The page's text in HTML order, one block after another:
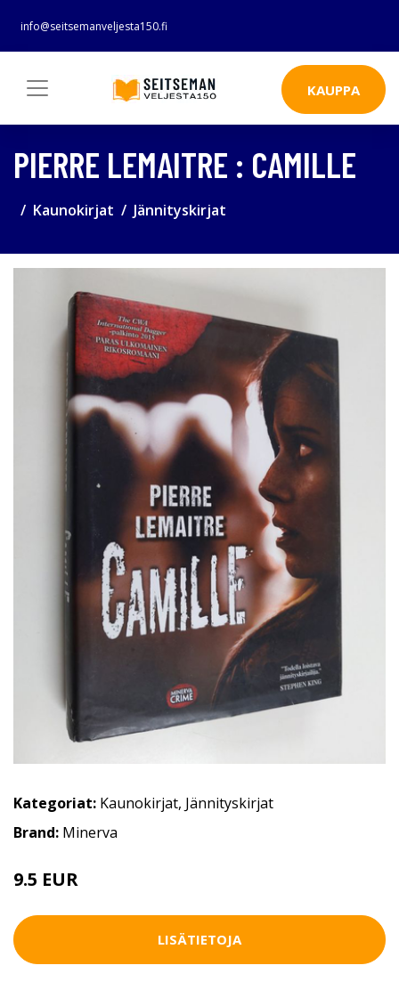
info@seitsemanveljesta150.fi
KAUPPA
PIERRE LEMAITRE : CAMILLE
Kaunokirjat Jännityskirjat
Kategoriat: Kaunokirjat, Jännityskirjat
Brand: Minerva
9.5 EUR
LISÄTIETOJA